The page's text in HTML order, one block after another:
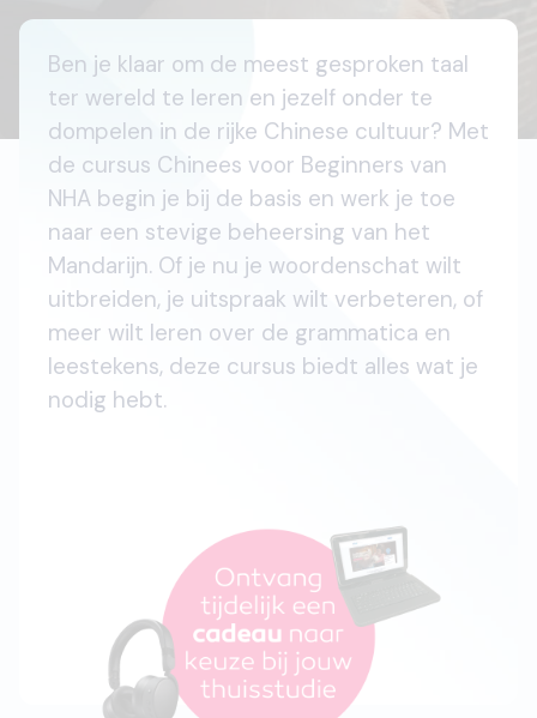
Ben je klaar om de meest gesproken taal
ter wereld te leren en jezelf onder te
dompelen in de rijke Chinese cultuur? Met
de cursus Chinees voor Beginners van
NHA begin je bij de basis en werk je toe
naar een stevige beheersing van het
Mandarijn. Of je nu je woordenschat wilt
uitbreiden, je uitspraak wilt verbeteren, of
meer wilt leren over de grammatica en
leestekens, deze cursus biedt alles wat je
nodig hebt.